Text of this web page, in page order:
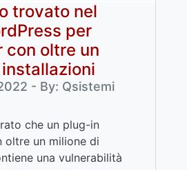
trovato nel
per
con oltre un
- By: Qsistemi
che un plug-in
oltre un milione di
una vulnerabilità